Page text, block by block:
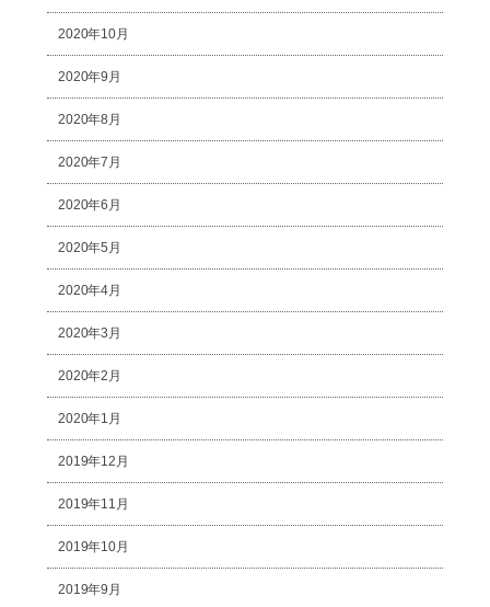
2020年10月
2020年9月
2020年8月
2020年7月
2020年6月
2020年5月
2020年4月
2020年3月
2020年2月
2020年1月
2019年12月
2019年11月
2019年10月
2019年9月